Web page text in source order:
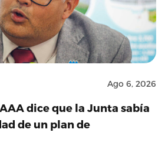
Ago 6, 2026
dice que la Junta sabía
de un plan de